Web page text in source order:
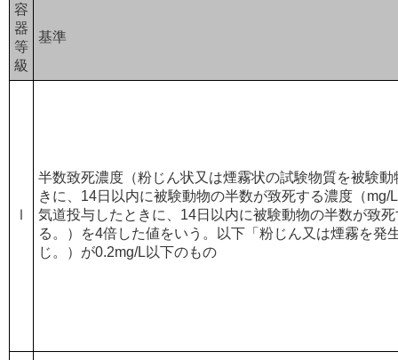
容
器
等
級
基準
Ⅰ
半数致死濃度（粉じん状又は煙霧状の試験物質を被験
きに、14日以内に被験動物の半数が致死する濃度（
気道投与したときに、14日以内に被験動物の半数が致
る。）を4倍した値をいう。以下「粉じん又は煙霧を発
じ。）が0.2mg/L以下のもの